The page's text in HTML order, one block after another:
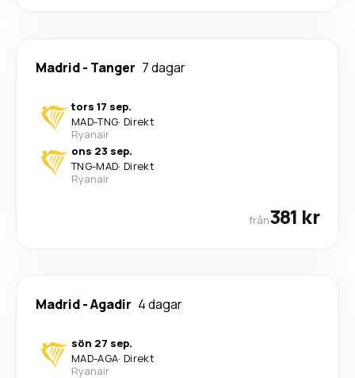
Madrid- Tanger 7 dagar
tors 17 sep.
MAD-TNG· Direkt
Ryanair
ons 23 sep.
TNG-MAD· Direkt
Ryanair
från381 kr
Madrid-Agadir 4 dagar
sön 27 sep.
MAD-AGA· Direkt
Ryanair